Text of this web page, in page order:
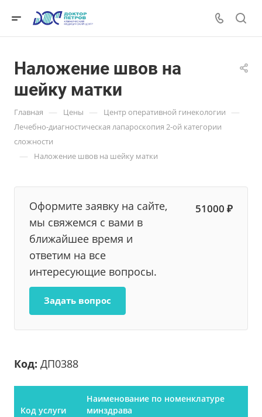
Наложение швов на
шейку матки
Главная — Цены — Центр оперативной гинекологии —
Лечебно-диагностическая лапароскопия 2-ой категории
сложности
— Наложение швов на шейку матки
Оформите заявку на сайте,
мы свяжемся с вами в
ближайшее время и
ответим на все
интересующие вопросы.
51000 ₽
Задать вопрос
Код: ДП0388
Код услуги
Наименование по номенклатуре
минздрава